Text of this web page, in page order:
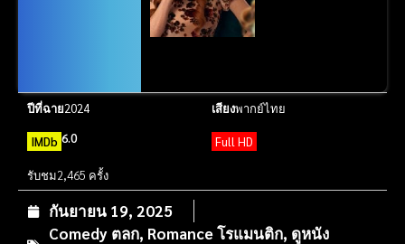
ปีที่ฉาย2024 เสียงพากย์ไทย
IMDb 6.0 Full HD
รับชม2,465 ครั้ง
กันยายน 19, 2025
Comedy ตลก, Romance โรแมนติก, ดูหนัง